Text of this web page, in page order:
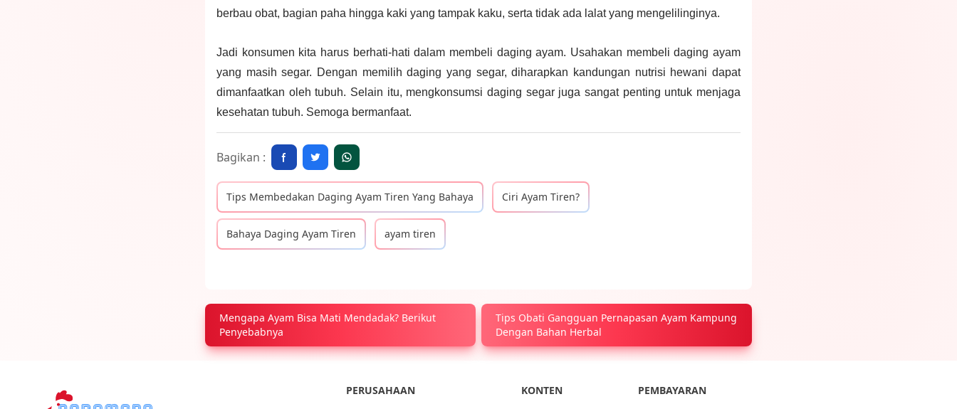
berbau obat, bagian paha hingga kaki yang tampak kaku, serta tidak ada lalat yang mengelilinginya.
Jadi konsumen kita harus berhati-hati dalam membeli daging ayam. Usahakan membeli daging ayam
yang masih segar. Dengan memilih daging yang segar, diharapkan kandungan nutrisi hewani dapat
dimanfaatkan oleh tubuh. Selain itu, mengkonsumsi daging segar juga sangat penting untuk menjaga
kesehatan tubuh. Semoga bermanfaat.
Bagikan :
Tips Membedakan Daging Ayam Tiren Yang Bahaya Ciri Ayam Tiren?
Bahaya Daging Ayam Tiren ayam tiren
Mengapa Ayam Bisa Mati Mendadak? Berikut
Penyebabnya
Tips Obati Gangguan Pernapasan Ayam Kampung
Dengan Bahan Herbal
PERUSAHAAN KONTEN PEMBAYARAN